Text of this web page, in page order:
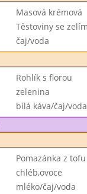
Masová krémová
Těstoviny se
čaj/voda
Rohlík s florou
zelenina
bílá káva/čaj/voda
Pomazánka z tofu
chléb,ovoce
mléko/čaj/voda